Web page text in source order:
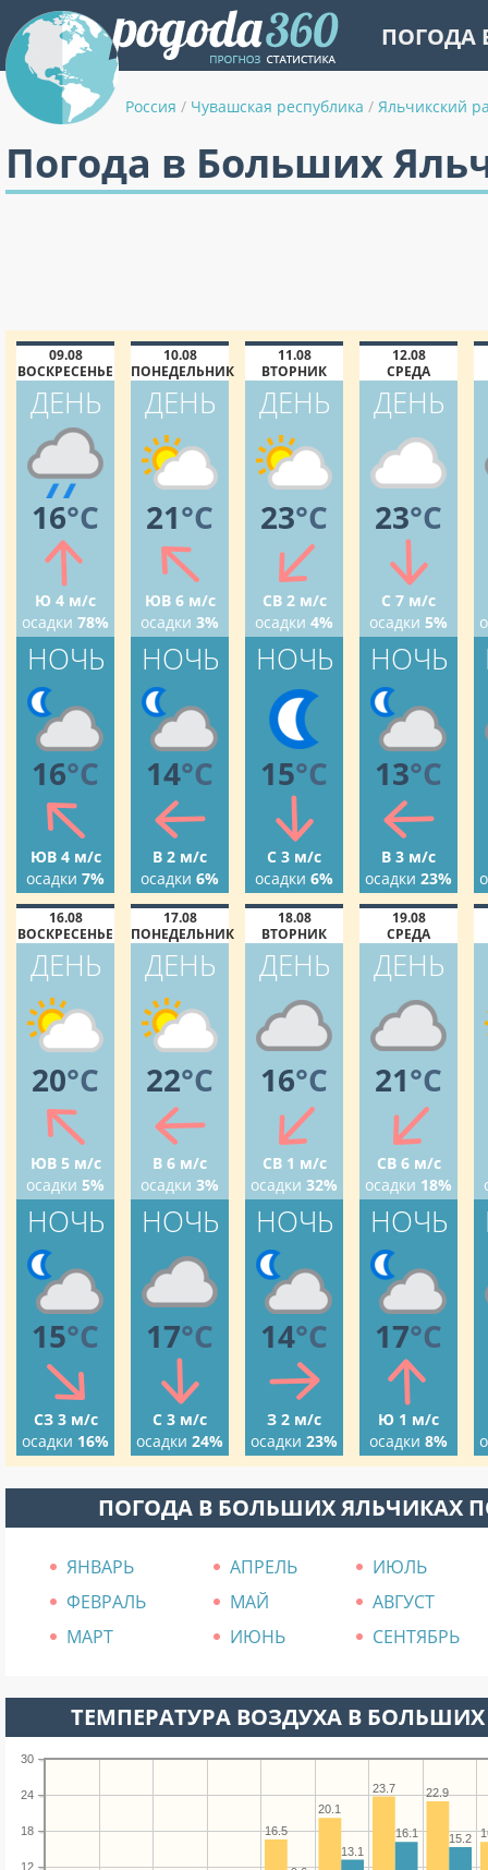
ПОГОДА
Россия / Чувашская республика / Яльчикский
Погода в Больших
09.08
ВОСКРЕСЕНЬЕ
ДЕНЬ
16°C
Ю 4 м/с
осадки 78%
НОЧЬ
16°C
ЮВ 4 м/с
осадки 7%
10.08
ПОНЕДЕЛЬНИК
ДЕНЬ
21°C
ЮВ 6 м/с
осадки 3%
НОЧЬ
14°C
В 2 м/с
осадки 6%
11.08
ВТОРНИК
ДЕНЬ
23°C
СВ 2 м/с
осадки 4%
НОЧЬ
15°C
С 3 м/с
осадки 6%
12.08
СРЕДА
ДЕНЬ
23°C
С 7 м/с
осадки 5%
НОЧЬ
13°C
В 3 м/с
осадки 23%
16.08
ВОСКРЕСЕНЬЕ
ДЕНЬ
20°C
ЮВ 5 м/с
осадки 5%
НОЧЬ
15°C
СЗ 3 м/с
осадки 16%
17.08
ПОНЕДЕЛЬНИК
ДЕНЬ
22°C
В 6 м/с
осадки 3%
НОЧЬ
17°C
С 3 м/с
осадки 24%
18.08
ВТОРНИК
ДЕНЬ
16°C
СВ 1 м/с
осадки 32%
НОЧЬ
14°C
З 2 м/с
осадки 23%
19.08
СРЕДА
ДЕНЬ
21°C
СВ 6 м/с
осадки 18%
НОЧЬ
17°C
Ю 1 м/с
осадки 8%
ПОГОДА В БОЛЬШИХ ЯЛЬЧИКАХ
ЯНВАРЬ АПРЕЛЬ
ИЮЛЬ
ФЕВРАЛЬ
МАЙ
АВГУСТ
МАРТ
ИЮНЬ СЕНТЯБРЬ
ТЕМПЕРАТУРА ВОЗДУХА В БОЛЬШИХ
12
18
24
30
22.9
23.7
20.1
16.5
15.2
16.1
13.1